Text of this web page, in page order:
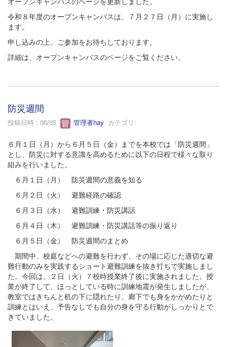
令和８年度のオープンキャンパスは、７月２７日（月）に実施し
ます。
申し込みの上、ご参加をお待ちしております。
詳細は、オープンキャンパスのページをご覧ください。
防災週間
投稿日時 : 06/05 管理者hay カテゴリ:
６月１日（月）から６月５日（金）までを本校では「防災週間」
とし、防災に対する意識を高めるために以下の日程で様々な取り
組みを行いました。
６月１日（月） 防災週間の意義を知る
６月２日（火） 避難経路の確認
６月３日（水） 避難訓練・防災講話
６月４日（木） 避難訓練・防災講話等の振り返り
６月５日（金） 防災週間のまとめ
期間中、校庭などへの避難を行わず、その場に応じた適切な避
難行動のみを実践するショート避難訓練を抜き打ちで実施しまし
た。今回は、２日（火）７校時授業終了後に実施されました。授
業が終了して、ほっとしている時に訓練地震が発生しましたが、
教室ではきちんと机の下に隠れたり、廊下でも身をかがめたりと
訓練とはいえ、予告なしでも自分の身を守る行動がしっかりとで
きていました。